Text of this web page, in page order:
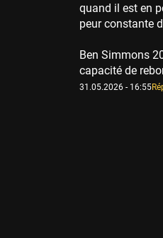
quand il est en
peur constante
Ben Simmons
capacité de
31.05.2026 - 16:55